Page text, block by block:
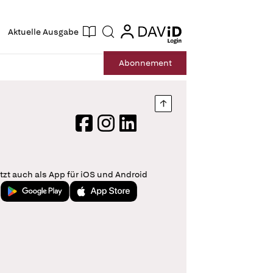
Aktuelle Ausgabe Suche login
login
Abonnement
Nach oben springen
FacebookInstagram
LinkedIn
auch als App für iOS und Android
Jetzt bei Google PlayLaden im App Store